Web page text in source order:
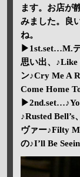
ます。お店が
みました。良
ね。
▶1st.set…M.
思い出、♪Like
ン♪Cry Me A
Come Home To
♪Rusted
ヴァー♪Filty
の♪I’ll Be